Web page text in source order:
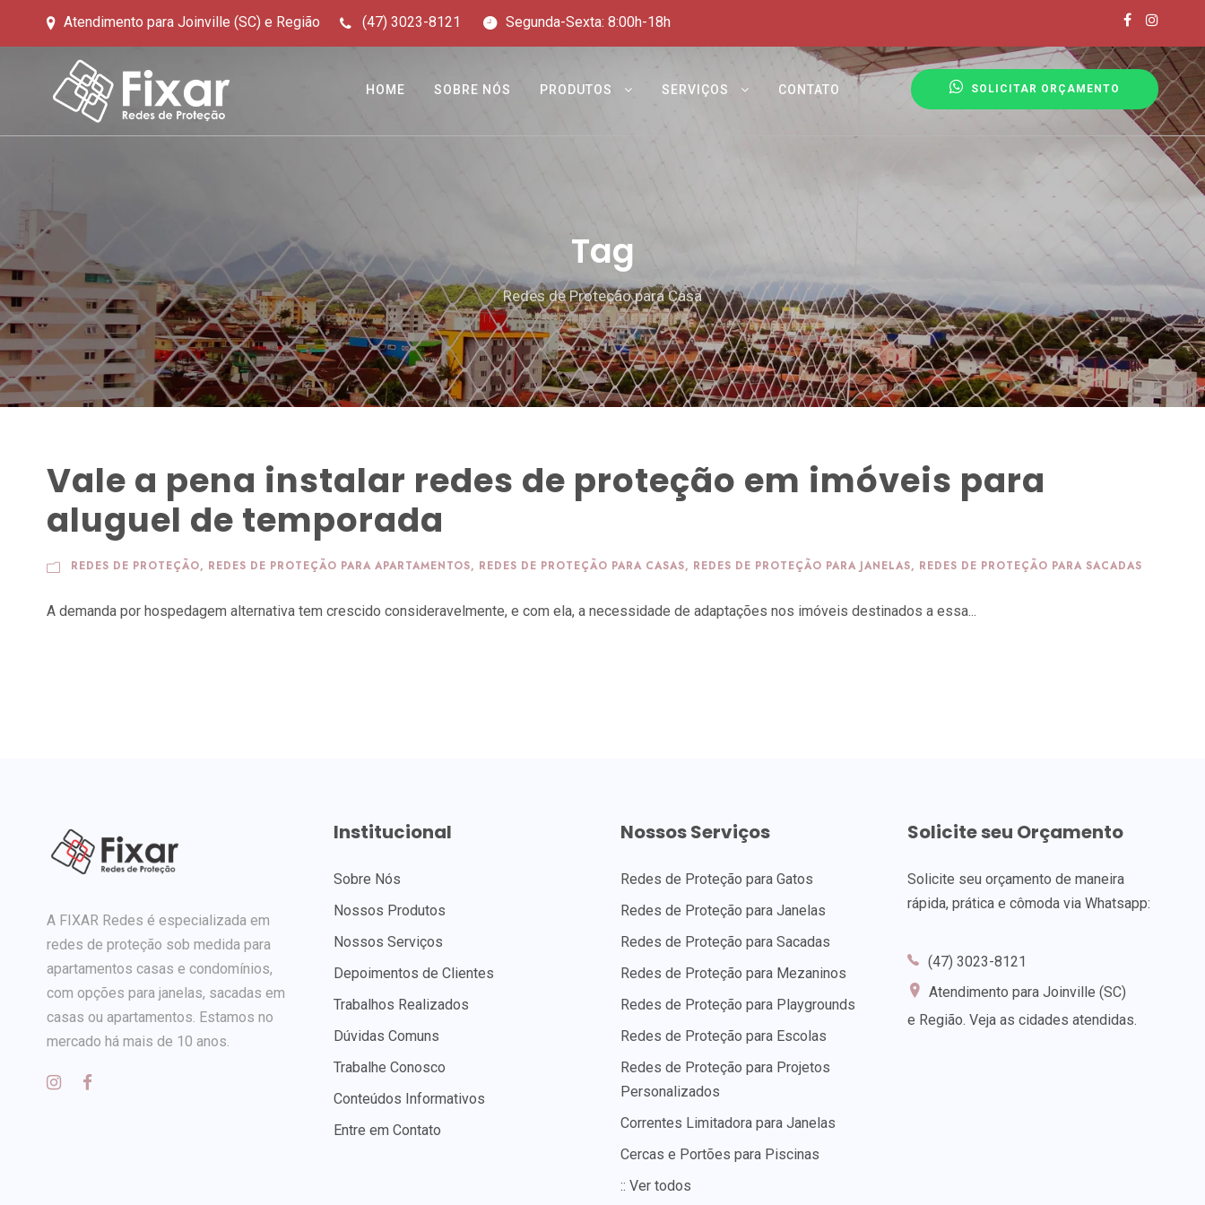
Atendimento para Joinville (SC) e Região (47) 3023-8121 Segunda-Sexta: 8:00h-18h
HOME SOBRE NÓS PRODUTOS SERVIÇOS CONTATO SOLICITAR ORÇAMENTO
Tag
Redes de Proteção para Casa
Vale a pena instalar redes de proteção em imóveis para
aluguel de temporada
REDES DE PROTEÇÃO, REDES DE PROTEÇÃO PARA APARTAMENTOS, REDES DE PROTEÇÃO PARA CASAS, REDES DE PROTEÇÃO PARA JANELAS, REDES DE PROTEÇÃO PARA SACADAS
A demanda por hospedagem alternativa tem crescido consideravelmente, e com ela, a necessidade de adaptações nos imóveis destinados a essa...
A FIXAR Redes é especializada em
redes de proteção sob medida para
apartamentos casas e condomínios,
com opções para janelas, sacadas em
casas ou apartamentos. Estamos no
mercado há mais de 10 anos.
Institucional
Sobre Nós
Nossos Produtos
Nossos Serviços
Depoimentos de Clientes
Trabalhos Realizados
Dúvidas Comuns
Trabalhe Conosco
Conteúdos Informativos
Entre em Contato
Nossos Serviços
Redes de Proteção para Gatos
Redes de Proteção para Janelas
Redes de Proteção para Sacadas
Redes de Proteção para Mezaninos
Redes de Proteção para Playgrounds
Redes de Proteção para Escolas
Redes de Proteção para Projetos
Personalizados
Correntes Limitadora para Janelas
Cercas e Portões para Piscinas
:: Ver todos
Solicite seu Orçamento
Solicite seu orçamento de maneira
rápida, prática e cômoda via Whatsapp:
(47) 3023-8121
Atendimento para Joinville (SC)
e Região. Veja as cidades atendidas.